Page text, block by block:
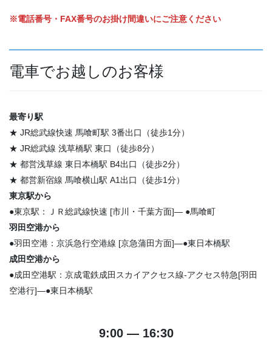
※電話番号・FAX番号のお掛け間違いにご注意ください
電車でお越しのお客様
最寄り駅
★ JR総武線快速 馬喰町駅 3番出口（徒歩1分）
★ JR総武線 浅草橋駅 東口（徒歩8分）
★ 都営浅草線 東日本橋駅 B4出口（徒歩2分）
★ 都営新宿線 馬喰横山駅 A1出口（徒歩1分）
東京駅から
●東京駅：ＪＲ総武線快速 [市川・千葉方面]— ●馬喰町
羽田空港から
●羽田空港：京浜急行空港線 [京急蒲田方面]—●東日本橋駅
成田空港から
●成田空港駅：京成電鉄成田スカイアクセス線-アクセス特急[羽田
空港行]—●東日本橋駅
9:00 — 16:30